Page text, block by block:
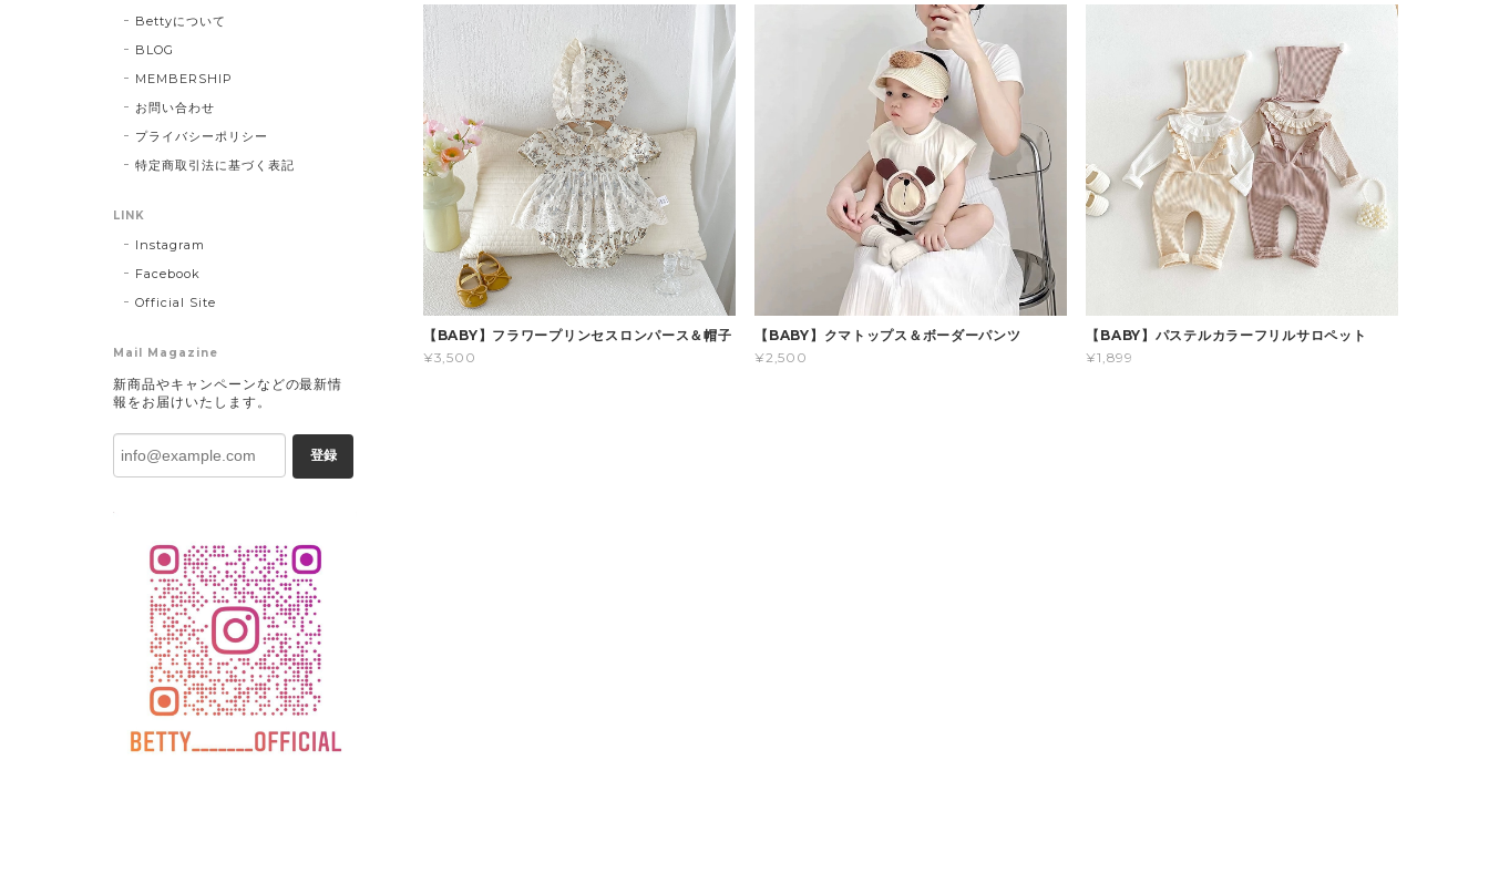
【BABY】フラワープリンセスロンパース＆帽子
¥3,500
【BABY】クマトップス＆ボーダーパンツ
¥2,500
【BABY】パステルカラーフリルサロペット
¥1,899
Bettyについて
BLOG
MEMBERSHIP
お問い合わせ
プライバシーポリシー
特定商取引法に基づく表記
LINK
Instagram
Facebook
Official Site
Mail Magazine
新商品やキャンペーンなどの最新情
報をお届けいたします。
登録